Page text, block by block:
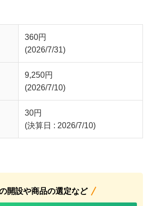
360円
(2026/7/31)
9,250円
(2026/7/10)
30円
(決算日 : 2026/7/10)
開設や商品の選定など